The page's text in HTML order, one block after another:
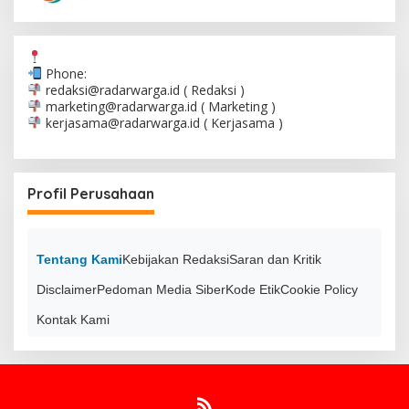
Phone:
redaksi@radarwarga.id ( Redaksi )
marketing@radarwarga.id ( Marketing )
kerjasama@radarwarga.id ( Kerjasama )
Profil Perusahaan
Tentang KamiKebijakan RedaksiSaran dan Kritik
DisclaimerPedoman Media SiberKode EtikCookie Policy
Kontak Kami